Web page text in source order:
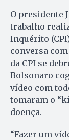
O presidente
trabalho
Inquérito
conversa
da CPI se
Bolsonaro
vídeo com
tomaram o
doença.
“Fazer um